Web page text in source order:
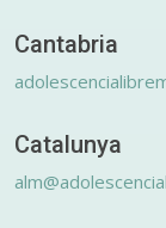
Cantabria
Catalunya